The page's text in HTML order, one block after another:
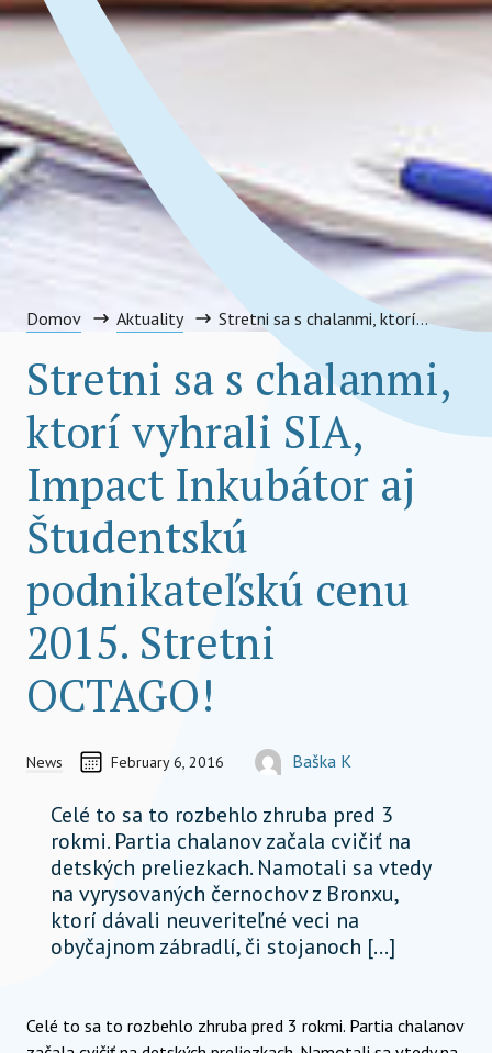
Domov Aktuality Stretni sa s chalanmi, ktorí vyhrali SIA, Impact Inkubátor aj Študentskú podnikateľskú cenu 2015. Stretni OCTAGO!
Stretni sa s chalanmi,
ktorí vyhrali SIA,
Impact Inkubátor aj
Študentskú
podnikateľskú cenu
2015. Stretni
OCTAGO!
News CREATED ON
February 6, 2016 AUTORBaška K
Celé to sa to rozbehlo zhruba pred 3
rokmi. Partia chalanov začala cvičiť na
detských preliezkach. Namotali sa vtedy
na vyrysovaných černochov z Bronxu,
ktorí dávali neuveriteľné veci na
obyčajnom zábradlí, či stojanoch […]
Celé to sa to rozbehlo zhruba pred 3 rokmi. Partia chalanov